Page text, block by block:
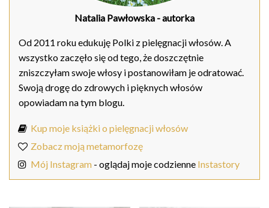
Natalia Pawłowska - autorka
Od 2011 roku edukuję Polki z pielęgnacji włosów. A
wszystko zaczęło się od tego, że doszczętnie
zniszczyłam swoje włosy i postanowiłam je odratować.
Swoją drogę do zdrowych i pięknych włosów
opowiadam na tym blogu.
Kup moje książki o pielęgnacji włosów
Zobacz moją metamorfozę
Mój Instagram - oglądaj moje codzienne Instastory